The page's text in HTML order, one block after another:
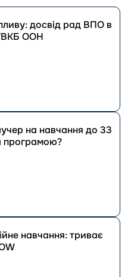
досвід рад ВПО в
ООН
на навчання до 33
програмою?
навчання: триває